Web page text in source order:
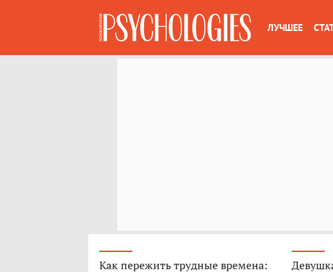
ЛУЧШЕЕ
Как пережить трудные времена: